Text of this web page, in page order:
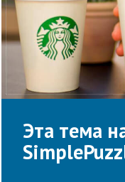
Эта тема